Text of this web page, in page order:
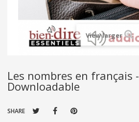
View larger
Les nombres en français -
Downloadable
SHARE